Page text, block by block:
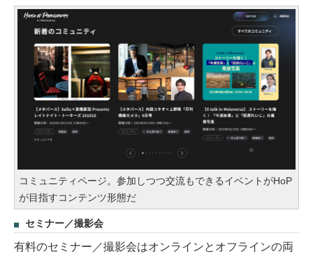
コミュニティページ。参加しつつ交流もできるイベントがHoP
が目指すコンテンツ形態だ
セミナー／撮影会
有料のセミナー／撮影会はオンラインとオフラインの両